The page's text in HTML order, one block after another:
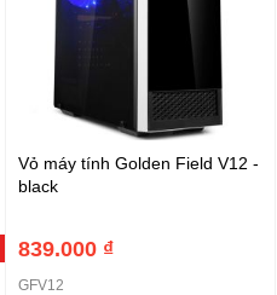
Vỏ máy tính Golden Field V12 -
black
839.000 ₫
GFV12